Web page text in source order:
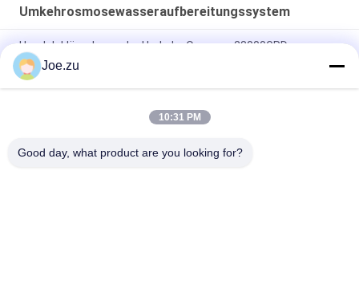
Umkehrosmosewasseraufbereitungssystem
Handelskläranlagen der Umkehr-Osmose-28000GPD
Handelskläranlage der Umkehr-Osmose-36000GPD
IoT Smart Remote Monitoring Umkehrosmose-
Wasseraufbereitungssystem 100TPD PLC Touchscreen
Joe.zu
10:31 PM
Good day, what product are you looking for?